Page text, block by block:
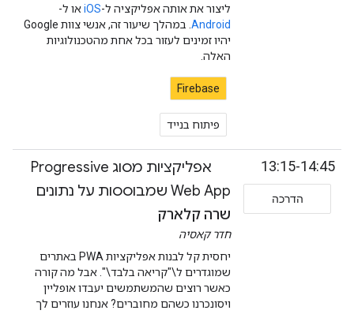
ליצור את אותה אפליקציה ל-iOSאו ל-
Android
. במהלך שיעור זה, אנשי צוות Google
יהיו זמינים לעזור בכל אחת מהטכנולוגיות
האלה.
Firebase
פיתוח בנייד
13:15-14:45
הדרכה
אפליקציות מסוג Progressive
Web App שמבוססות על נתונים
שרה קלארק
חדר קאסיה
יחסית קל לבנות אפליקציות PWA באתרים
שמוגדרים ל\"קריאה בלבד\". אבל מה קורה
כאשר רוצים שהמשתמשים יעבדו אופליין
ויסונכרנו כשהם מחוברים? אנחנו עוזרים לך